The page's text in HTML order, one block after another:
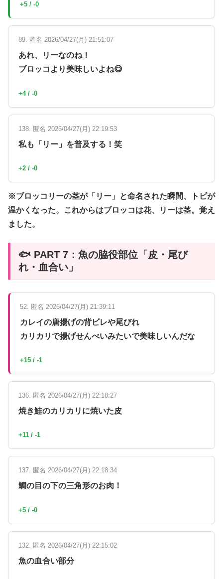
+5 / -0
89. 匿名 2026/04/27(月) 21:51:07
あれ、リーなのね！
ブロッコより美味しいよね😋
+4 / -0
138. 匿名 2026/04/27(月) 22:19:53
私も「リー」を普及する！笑
+2 / -0
※ブロッコリーの茎が「リー」と命名された瞬間、トピが
温かくなった。これからはブロッコは花、リーは茎。覚え
ました。
🐟 PART 7：魚の脇役部位「皮・尾び
れ・血合い」
52. 匿名 2026/04/27(月) 21:39:11
カレイの唐揚げの背ビレや尾びれ
カリカリで揚げせんべいみたいで美味しいんだな
+15 / -1
136. 匿名 2026/04/27(月) 22:18:27
焼き鮭のカリカリに焼いた皮
+11 / -1
137. 匿名 2026/04/27(月) 22:18:34
鯛の目の下の三角形のお肉！
+5 / -0
132. 匿名 2026/04/27(月) 22:15:02
魚の血合い部分